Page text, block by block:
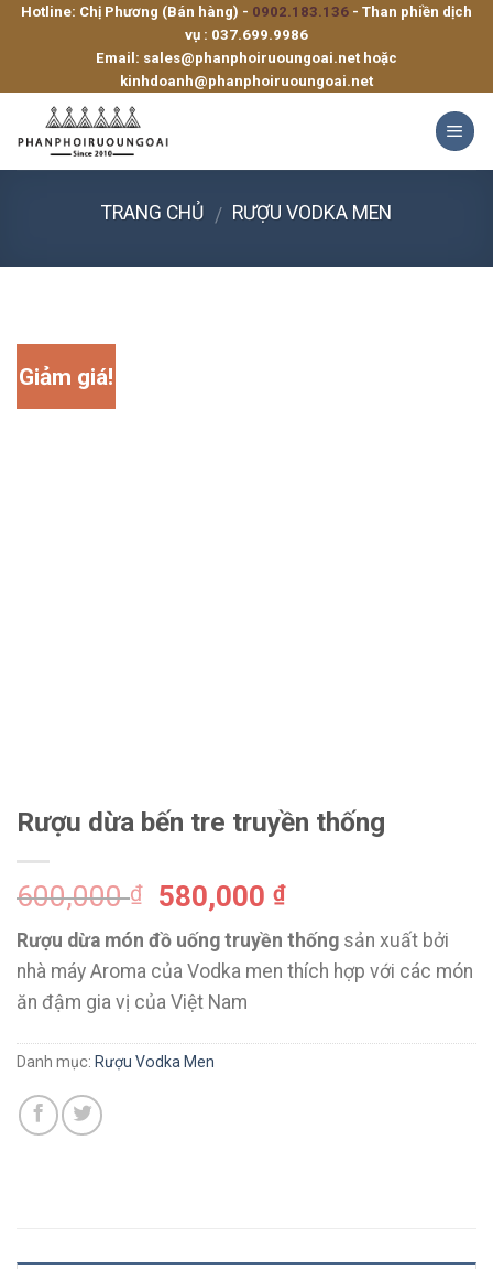
SkipHotline: Chị Phương (Bán hàng) - 0902.183.136 - Than phiền dịch
vụ : 037.699.9986
Email: sales@phanphoiruoungoai.net hoặc
kinhdoanh@phanphoiruoungoai.net
TRANG CHỦ / RƯỢU VODKA MEN
Giảm giá!
Rượu dừa bến tre truyền thống
600,000₫ 580,000 ₫
Rượu dừa món đồ uống truyền thống sản xuất bởi
nhà máy Aroma của Vodka men thích hợp với các món
ăn đậm gia vị của Việt Nam
Danh mục: Rượu Vodka Men